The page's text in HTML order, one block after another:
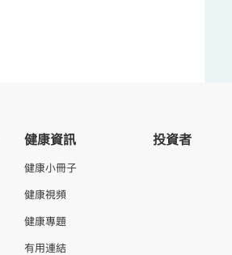
健康資訊
健康小冊子
健康視頻
健康專題
有用連結
投資者